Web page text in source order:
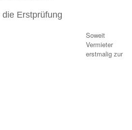
Erstprüfung
Soweit
Vermieter
erstmalig zur